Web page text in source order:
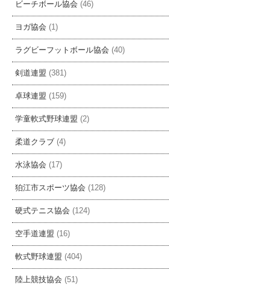
ビーチボール協会 (46)
ヨガ協会 (1)
ラグビーフットボール協会 (40)
剣道連盟 (381)
卓球連盟 (159)
学童軟式野球連盟 (2)
柔道クラブ (4)
水泳協会 (17)
狛江市スポーツ協会 (128)
硬式テニス協会 (124)
空手道連盟 (16)
軟式野球連盟 (404)
陸上競技協会 (51)